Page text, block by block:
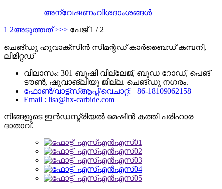
അന്വേഷണംവിശദാംശങ്ങൾ
1 2അടുത്തത് >>> പേജ് 1 / 2
ചെങ്ഡു ഹുവാക്സിൻ സിമന്റഡ് കാർബൈഡ് കമ്പനി,
ലിമിറ്റഡ്
വിലാസം: 301 ബുഷി വില്ലേജ്, ബുഡ റോഡ്, പെങ്
ടൗൺ, ഷുവാങ്ലിയു ജില്ല. ചെങ്ഡു നഗരം.
ഫോൺ/വാട്ട്‌സ്ആപ്പ്/വെചാറ്റ്: +86-18109062158
Email : lisa@hx-carbide.com
നിങ്ങളുടെ ഇൻഡസ്ട്രിയൽ മെഷീൻ കത്തി പരിഹാര
ദാതാവ്.